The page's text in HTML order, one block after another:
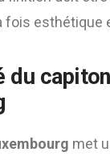
fois esthétique
du
met